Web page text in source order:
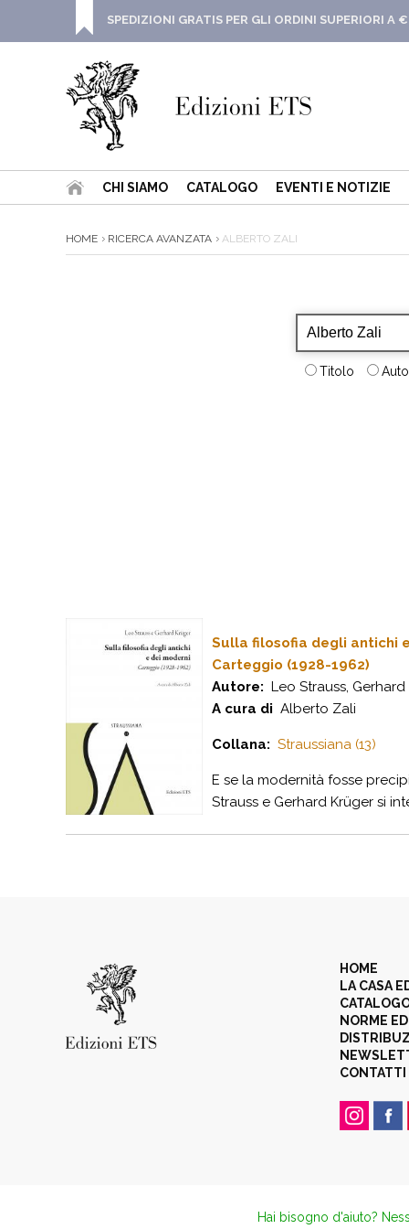
SPEDIZIONI GRATIS PER GLI ORDINI SUPERIORI A
CHI SIAMO CATALOGO EVENTI E NOTIZIE
HOME RICERCA AVANZATA ALBERTO ZALI
Titolo
Sulla filosofia degli antichi
Carteggio (1928-1962)
Autore: Leo Strauss,
A cura di Alberto Zali
Collana: Straussiana (13)
E se la modernità fosse
Strauss e Gerhard Krüger si
HOME
LA CASA
NORME
CONTATTI
Hai bisogno d'aiuto?